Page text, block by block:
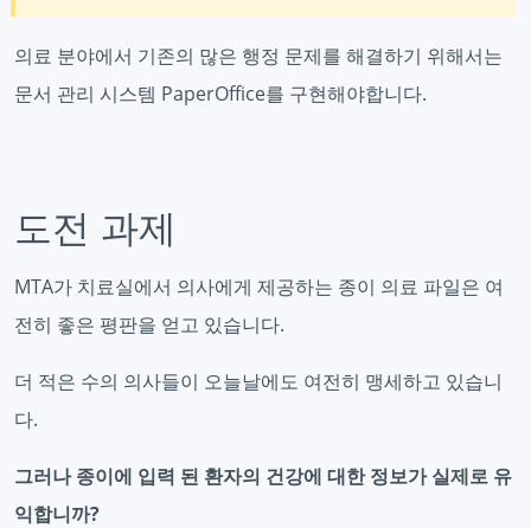
의료 분야에서 기존의 많은 행정 문제를 해결하기 위해서는
문서 관리 시스템 PaperOffice를 구현해야합니다.
도전 과제
MTA가 치료실에서 의사에게 제공하는 종이 의료 파일은 여
전히 좋은 평판을 얻고 있습니다.
더 적은 수의 의사들이 오늘날에도 여전히 맹세하고 있습니
다.
그러나 종이에 입력 된 환자의 건강에 대한 정보가 실제로 유
익합니까?